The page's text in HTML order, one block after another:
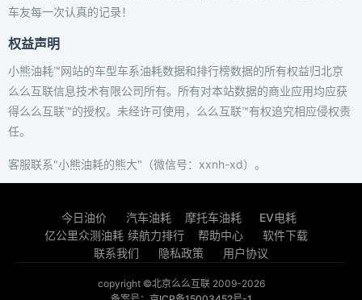
车友每一次认真的记录！
权益声明
小熊油耗™网站的车型车系油耗数据和排行榜数据的所有权益归北京
么么互联信息技术有限公司所有。所有对本站数据的商业应用均应获
得么么互联™的授权。未经许可使用，么么互联™有权追究相应侵权责
任。
客服联系"小熊油耗的熊大"（微信号：xxnh-xd）。
今日油价 汽车油耗 摩托车油耗
EV电耗
亿公里众测油耗 续航力排行 帮助中心
软件下载
联系我们
隐私政策 用户协议
copyright ©北京么么互联 2009-2026